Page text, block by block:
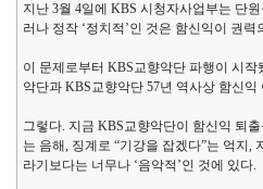
지난 3월 4일에 KBS 시청자사업부는 단
러나 정작 ‘정치적’인 것은 함신익이 권
이 문제로부터 KBS교향악단 파행이 시
악단과 KBS교향악단 57년 역사상 함신
그렇다. 지금 KBS교향악단이 함신익 퇴
는 음해, 징계로 “기강을 잡겠다”는 억지
라기보다는 너무나 ‘음악적’인 것에 있다.